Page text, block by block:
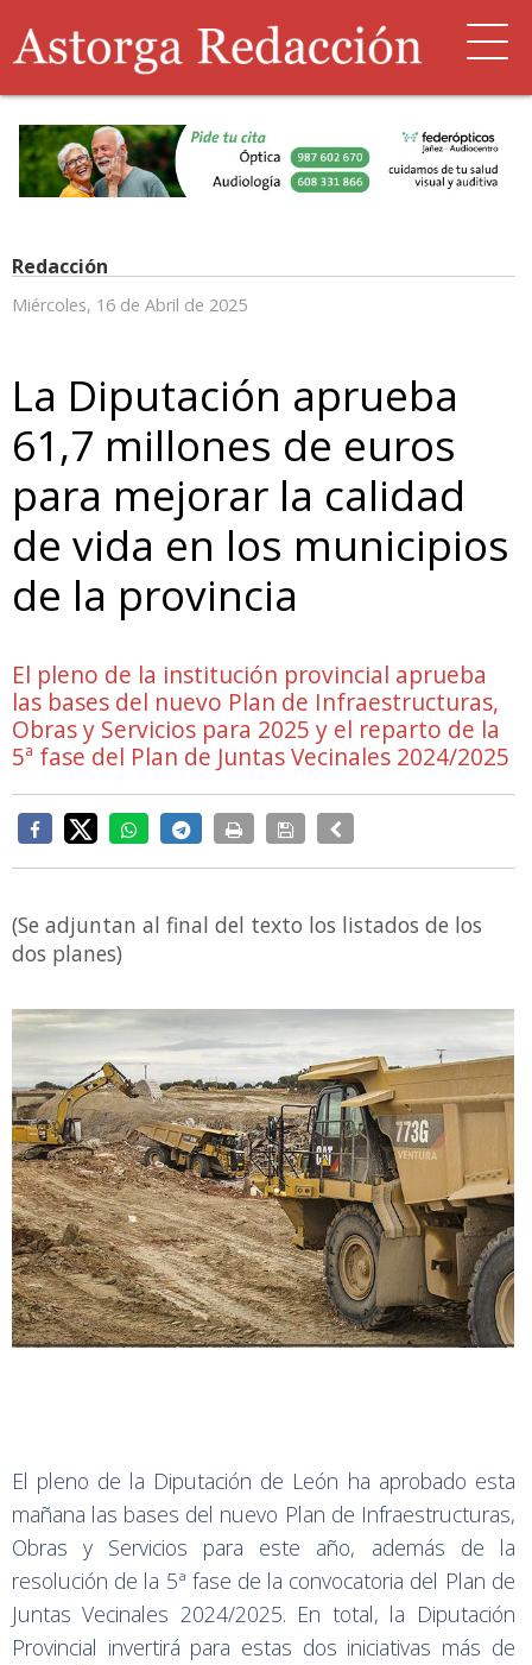
Redacción
Miércoles, 16 de Abril de 2025
La Diputación aprueba
61,7 millones de euros
para mejorar la calidad
de vida en los municipios
de la provincia
El pleno de la institución provincial aprueba
las bases del nuevo Plan de Infraestructuras,
Obras y Servicios para 2025 y el reparto de la
5ª fase del Plan de Juntas Vecinales 2024/2025
(Se adjuntan al final del texto los listados de los
dos planes)
El pleno de la Diputación de León ha aprobado esta
mañana las bases del nuevo Plan de Infraestructuras,
Obras y Servicios para este año, además de la
resolución de la 5ª fase de la convocatoria del Plan de
Juntas Vecinales 2024/2025. En total, la Diputación
Provincial invertirá para estas dos iniciativas más de